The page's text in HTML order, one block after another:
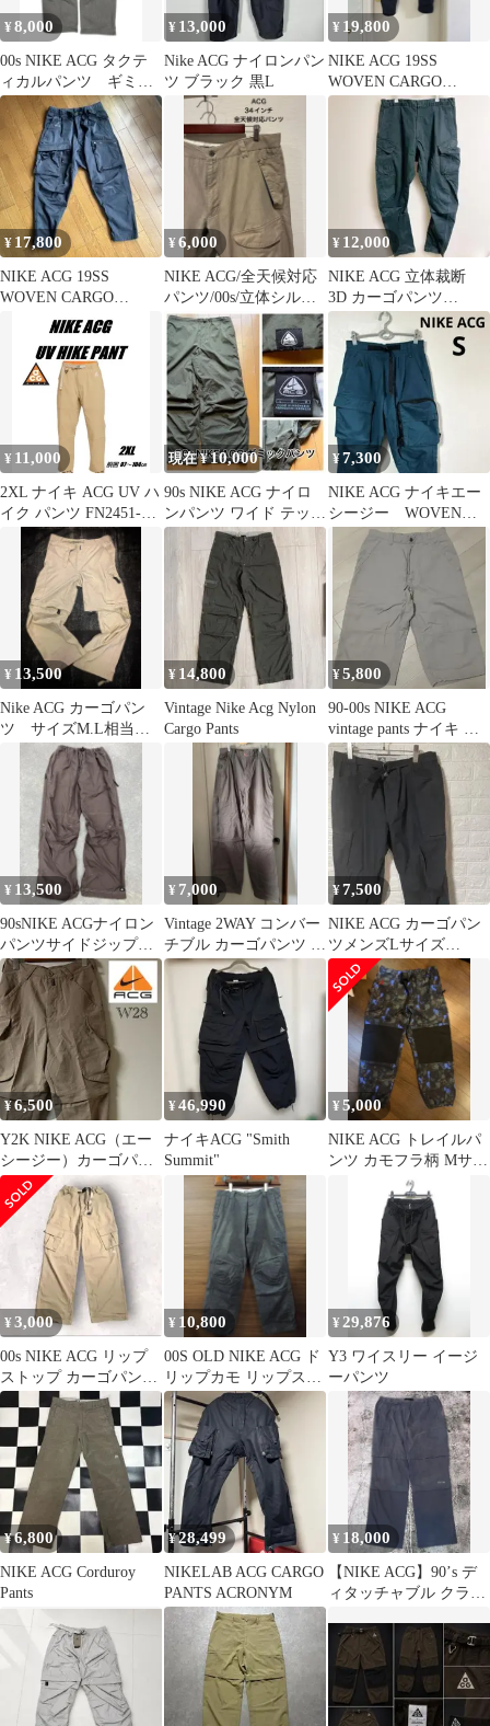
¥8,000
00s NIKE ACG タクテ
ィカルパンツ ギミッ
クパンツ Y2K
¥ 13,000
Nike ACG ナイロンパン
ツ ブラック 黒L
¥ 19,800
NIKE ACG 19SS
WOVEN CARGO
PANTS S カーゴパンツ
¥ 17,800
NIKE ACG 19SS
WOVEN CARGO
PANTS Sサイズ
¥6,000
NIKE ACG/全天候対応
パンツ/00s/立体シルエ
ット
¥ 12,000
NIKE ACG 立体裁断
3D カーゴパンツ
ACRONYM アクロニウ
¥ 11,000
2XL ナイキ ACG UV ハ
イク パンツ FN2451-
現在 ¥10,000
90s NIKE ACG ナイロ
ンパンツ ワイド テック
カーキ ギミック
¥7,300
NIKE ACG ナイキエー
シージー WOVEN
CARGO PANTS S
¥ 13,500
Nike ACG カーゴパン
ツ サイズM.L相当
¥ 14,800
Vintage Nike Acg Nylon
Cargo Pants
¥5,800
90-00s NIKE ACG
vintage pants ナイキ カ
ーゴパンツ
¥ 13,500
90sNIKE ACGナイロン
パンツサイドジップブ
ラウンXLy2k テック亜
熱帯
¥ 7,000
Vintage 2WAY コンバー
チブル カーゴパンツ ブ
ラウン
¥7,500
NIKE ACG カーゴパン
ツメンズLサイズ
【1097】
¥6,500
Y2K NIKE ACG（エー
シージー）カーゴパン
ツ/28/ベージュ
¥46,990
ナイキACG "Smith
Summit"
¥5,000
NIKE ACG トレイルパ
ンツ カモフラ柄 Mサイ
¥3,000
00s NIKE ACG リップ
ストップ カーゴパンツ
ベージュ 34
¥ 10,800
00S OLD NIKE ACG ド
リップカモ リップスト
ップ テック パンツ
¥ 29,876
Y3 ワイスリー イージ
ーパンツ
¥6,800
NIKE ACG Corduroy
Pants
¥28,499
NIKELAB ACG CARGO
PANTS ACRONYM
¥ 18,000
【NIKE ACG】90’s デ
ィタッチャブル クライ